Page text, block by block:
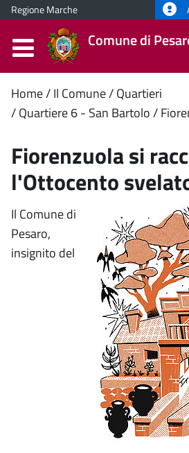
Regione Marche
Comune di
Contenuto
principale
Home Il Comune Quartieri
Quartiere 6 - San Bartolo
Fiorenzuola si
l'Ottocento
Il Comune di
Pesaro,
insignito del